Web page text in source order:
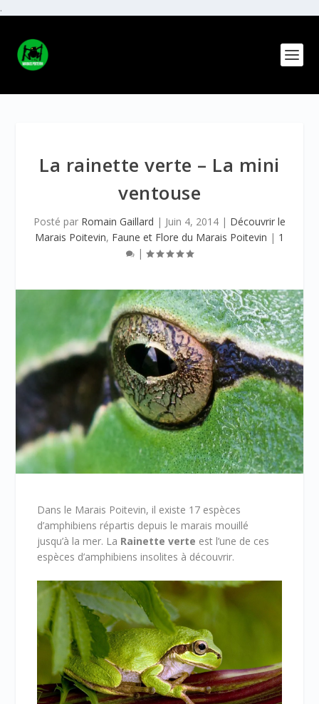
.
La rainette verte – La mini
ventouse
Posté par Romain Gaillard | Juin 4, 2014 | Découvrir le
Marais Poitevin, Faune et Flore du Marais Poitevin | 1
|
Dans le Marais Poitevin, il existe 17 espèces
d’amphibiens répartis depuis le marais mouillé
jusqu’à la mer. La Rainette verte est l’une de ces
espèces d’amphibiens insolites à découvrir.